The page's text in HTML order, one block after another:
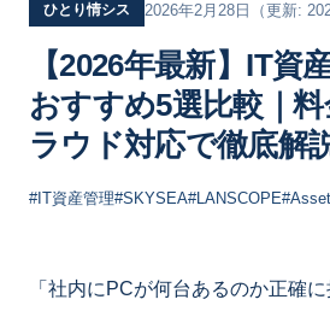
ひとり情シス 2026年2月28日 （更新:
【2026年最新】IT資
おすすめ5選比較｜
ラウド対応で徹底解
#IT資産管理#SKYSEA#LANSCOPE
「社内にPCが何台あるのか正確